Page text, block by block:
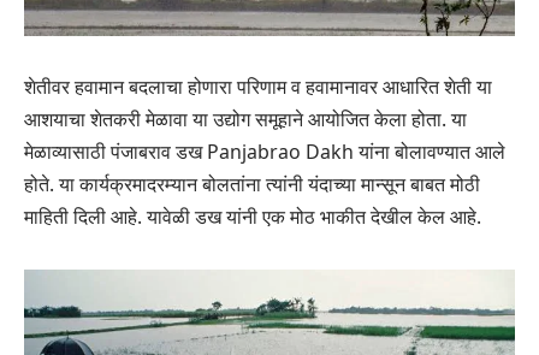
शेतीवर हवामान बदलाचा होणारा परिणाम व हवामानावर आधारित शेती या
आशयाचा शेतकरी मेळावा या उद्योग समूहाने आयोजित केला होता. या
मेळाव्यासाठी पंजाबराव डख Panjabrao Dakh यांना बोलावण्यात आले
होते. या कार्यक्रमादरम्यान बोलतांना त्यांनी यंदाच्या मान्सून बाबत मोठी
माहिती दिली आहे. यावेळी डख यांनी एक मोठ भाकीत देखील केल आहे.